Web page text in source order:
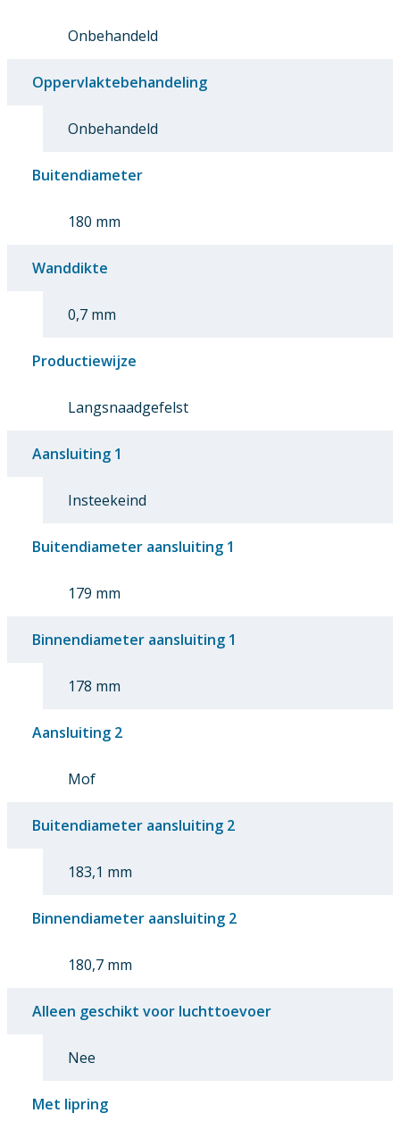
Onbehandeld
Oppervlaktebehandeling
Onbehandeld
Buitendiameter
180 mm
Wanddikte
0,7 mm
Productiewijze
Langsnaadgefelst
Aansluiting 1
Insteekeind
Buitendiameter aansluiting 1
179 mm
Binnendiameter aansluiting 1
178 mm
Aansluiting 2
Mof
Buitendiameter aansluiting 2
183,1 mm
Binnendiameter aansluiting 2
180,7 mm
Alleen geschikt voor luchttoevoer
Nee
Met lipring